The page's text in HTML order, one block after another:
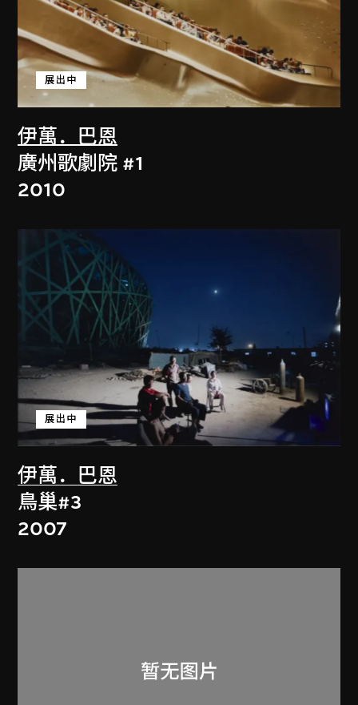
伊萬．巴恩
展出中
廣州歌劇院 #1
2010
伊萬．巴恩
展出中
鳥巢#3
2007